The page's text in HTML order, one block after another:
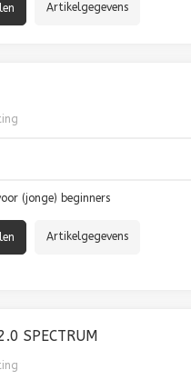
Artikelgegevens
(jonge) beginners
Artikelgegevens
SPECTRUM